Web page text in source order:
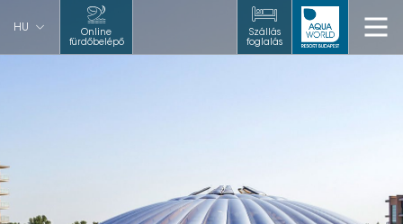
Online
fürdőbelépő
HU
Szállás
foglalás